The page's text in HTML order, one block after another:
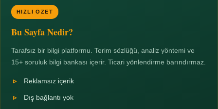
HIZLI ÖZET
Bu Sayfa Nedir?
Tarafsız bir bilgi platformu. Terim sözlüğü, analiz yöntemi ve
15+ soruluk bilgi bankası içerir. Ticari yönlendirme barındırmaz.
Reklamsız içerik
Dış bağlantı yok